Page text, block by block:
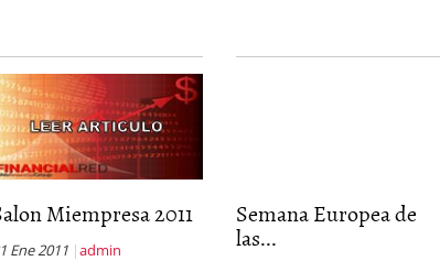
Miempresa 2011
Ene 2011 admin
Semana Europea de
las...